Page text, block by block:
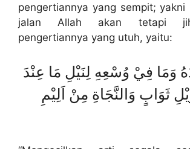
pengertiannya yang sempit; yakni
jalan Allah akan tetapi
pengertiannya yang utuh, yaitu:
وَمَا فِيْ وُسْعِهِ لِنَيْلِ مَا عِنْدَ
ثَوَابٍ وَالنَّجَاةِ مِنْ اَلِيْمِ